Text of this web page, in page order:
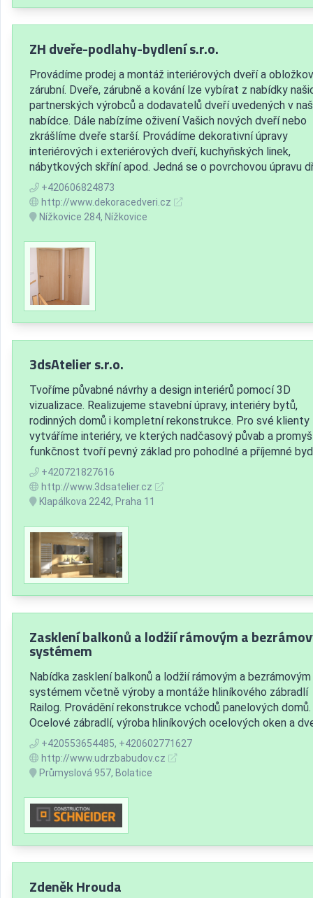
ZH dveře-podlahy-bydlení s.r.o.
Provádíme prodej a montáž interiérových dveří a
zárubní. Dveře, zárubně a kování lze vybírat z nabídky
partnerských výrobců a dodavatelů dveří uvedených v
nabídce. Dále nabízíme oživení Vašich nových dveří nebo
zkrášlíme dveře starší. Provádíme dekorativní úpravy
interiérových i exteriérových dveří, kuchyňských linek,
nábytkových skříní apod. Jedná se o povrchovou úpravu
+420606824873
http://www.dekoracedveri.cz
Nížkovice 284, Nížkovice
3dsAtelier s.r.o.
Tvoříme půvabné návrhy a design interiérů pomocí 3D
vizualizace. Realizujeme stavební úpravy, interiéry bytů,
rodinných domů i kompletní rekonstrukce. Pro své klienty
vytváříme interiéry, ve kterých nadčasový půvab a
funkčnost tvoří pevný základ pro pohodlné a příjemné
+420721827616
http://www.3dsatelier.cz
Klapálkova 2242, Praha 11
Zasklení balkonů a lodžií rámovým a
systémem
Nabídka zasklení balkonů a lodžií rámovým a bezrámovým
systémem včetně výroby a montáže hliníkového zábradlí
Railog. Provádění rekonstrukce vchodů panelových domů.
Ocelové zábradlí, výroba hliníkových ocelových oken a
+420553654485, +420602771627
http://www.udrzbabudov.cz
Průmyslová 957, Bolatice
Zdeněk Hrouda